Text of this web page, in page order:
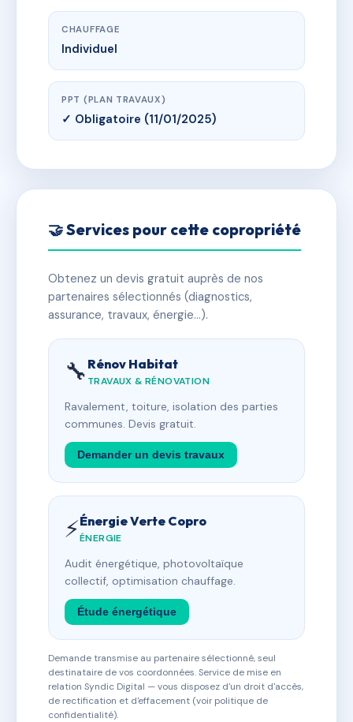
CHAUFFAGE
Individuel
PPT (PLAN TRAVAUX)
✓ Obligatoire (11/01/2025)
🤝 Services pour cette copropriété
Obtenez un devis gratuit auprès de nos
partenaires sélectionnés (diagnostics,
assurance, travaux, énergie…).
🔧 Rénov Habitat
TRAVAUX & RÉNOVATION
Ravalement, toiture, isolation des parties
communes. Devis gratuit.
Demander un devis travaux
⚡Énergie Verte Copro
ÉNERGIE
Audit énergétique, photovoltaïque
collectif, optimisation chauffage.
Étude énergétique
Demande transmise au partenaire sélectionné, seul
destinataire de vos coordonnées. Service de mise en
relation Syndic Digital — vous disposez d'un droit d'accès,
de rectification et d'effacement (voir politique de
confidentialité).